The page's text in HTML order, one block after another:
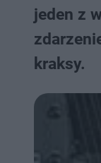
jeden z
kraksy.